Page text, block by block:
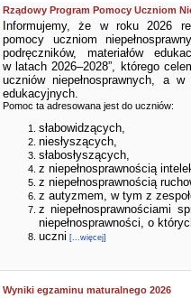
Rządowy Program Pomocy Uczniom
Informujemy, że w roku 2026
pomocy uczniom
podręczników, materiałów
w latach 2026–2028”, którego
uczniów niepełnosprawnych, a
edukacyjnych.
Pomoc ta adresowana jest do uczniów:
słabowidzących,
niesłyszących,
słabosłyszących,
z niepełnosprawnością
z niepełnosprawnością
z autyzmem, w tym z
z niepełnosprawnościami
niepełnosprawności, o
uczni [...więcej]
Wyniki egzaminu maturalnego 2026